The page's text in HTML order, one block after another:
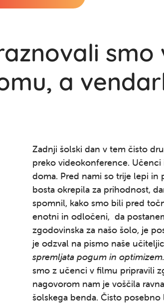
a
Zadnji šolski dan v tem čisto
preko videokonference.
doma. Pred nami so trije lepi
bosta okrepila za prihodnost,
spomnil, kako smo bili pred
enotni in odločeni, da
zgodovinska za našo šolo, je
je odzval na pismo naše
spremljata pogum in
smo z učenci v filmu pripravili
nagovorom nam je voščila
šolskega benda. Čisto